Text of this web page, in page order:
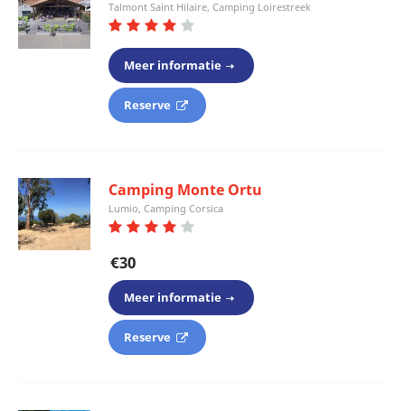
Talmont Saint Hilaire, Camping Loirestreek
Meer informatie
Reserve
Camping Monte Ortu
Lumio, Camping Corsica
€30
Meer informatie
Reserve